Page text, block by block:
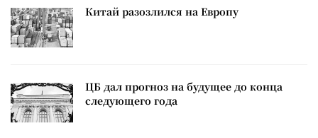
Китай разозлился на Европу
ЦБ дал прогноз на будущее до конца
следующего года